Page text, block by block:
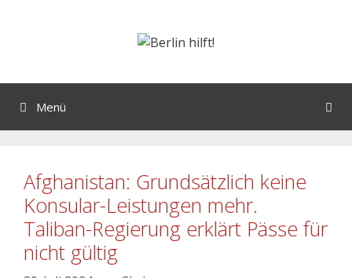
Menü
Afghanistan: Grundsätzlich keine
Konsular-Leistungen mehr.
Taliban-Regierung erklärt Pässe für
nicht gültig